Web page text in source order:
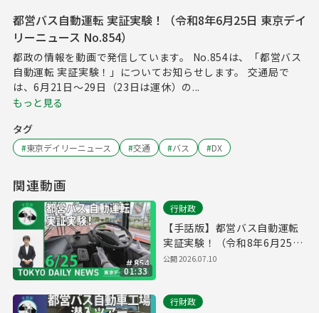
都営バス自動運転 実証実験！（令和8年6月25日 東京デイ
リーニュース No.854）
都政の情報を動画で発信しています。 No.854は、「都営バス
自動運転 実証実験！」についてお知らせします。 交通局で
は、6月21日～29日（23日は運休）の...
もっと見る
タグ
#東京デイリーニュース #交通 #バス #DX
関連動画
01:33
行財政
【手話版】都営バス自動運転
実証実験！（令和8年6月25日
東京デイリーニュース
公開2026.07.10
行財政